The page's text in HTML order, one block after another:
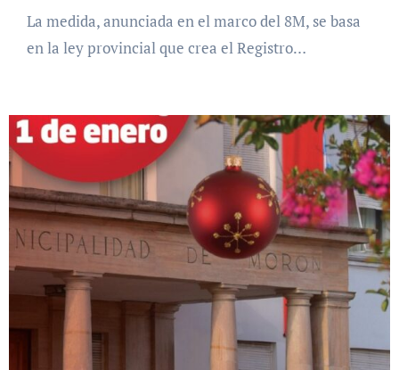
La medida, anunciada en el marco del 8M, se basa
en la ley provincial que crea el Registro…